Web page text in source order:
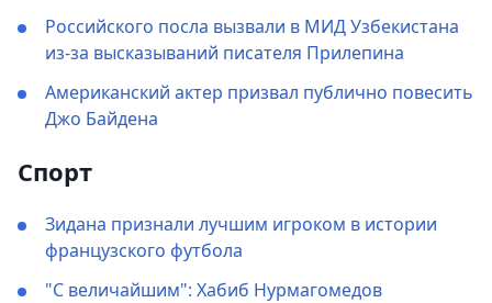
Российского посла вызвали в МИД Узбекистана
из-за высказываний писателя Прилепина
Американский актер призвал публично повесить
Джо Байдена
Спорт
Зидана признали лучшим игроком в истории
французского футбола
"С величайшим": Хабиб Нурмагомедов